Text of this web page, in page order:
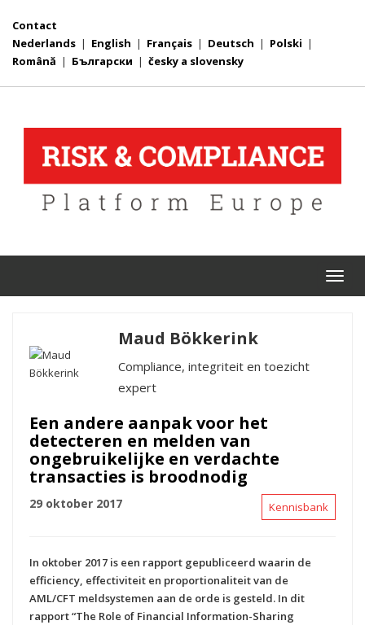
Contact
Nederlands | English | Français | Deutsch | Polski |
Română | Български | česky a slovensky
Maud Bökkerink
Compliance, integriteit en toezicht
expert
Een andere aanpak voor het
detecteren en melden van
ongebruikelijke en verdachte
transacties is broodnodig
29 oktober 2017 Kennisbank
In oktober 2017 is een rapport gepubliceerd waarin de
efficiency, effectiviteit en proportionaliteit van de
AML/CFT meldsystemen aan de orde is gesteld. In dit
rapport “The Role of Financial Information-Sharing